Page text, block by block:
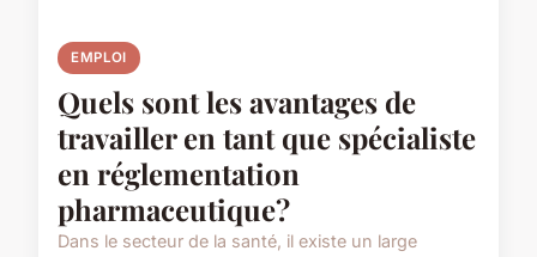
EMPLOI
Quels sont les avantages de
travailler en tant que spécialiste
en réglementation
pharmaceutique?
Dans le secteur de la santé, il existe un large